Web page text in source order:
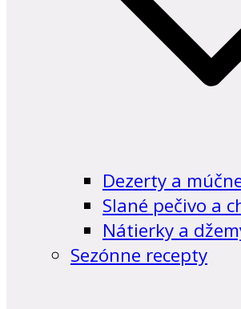
Dezerty a
Slané pečivo a
Nátierky a
Sezónne recepty